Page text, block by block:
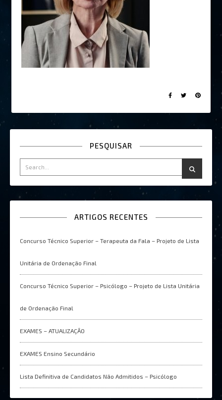
PESQUISAR
ARTIGOS RECENTES
Concurso Técnico Superior – Terapeuta da Fala – Projeto de Lista
Unitária de Ordenação Final
Concurso Técnico Superior – Psicólogo – Projeto de Lista Unitária
de Ordenação Final
EXAMES – ATUALIZAÇÂO
EXAMES Ensino Secundário
Lista Definitiva de Candidatos Não Admitidos – Psicólogo